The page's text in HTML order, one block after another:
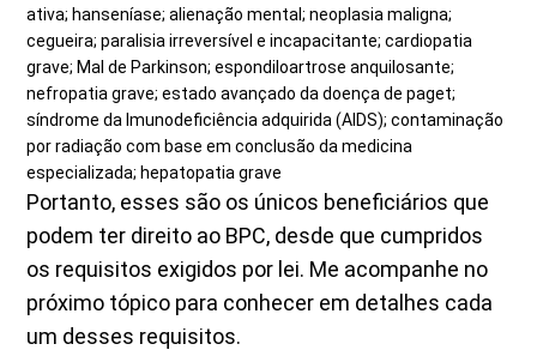
ativa; hanseníase; alienação mental; neoplasia maligna;
cegueira; paralisia irreversível e incapacitante; cardiopatia
grave; Mal de Parkinson; espondiloartrose anquilosante;
nefropatia grave; estado avançado da doença de paget;
síndrome da Imunodeficiência adquirida (AIDS); contaminação
por radiação com base em conclusão da medicina
especializada; hepatopatia grave
Portanto, esses são os únicos beneficiários que
podem ter direito ao BPC, desde que cumpridos
os requisitos exigidos por lei. Me acompanhe no
próximo tópico para conhecer em detalhes cada
um desses requisitos.